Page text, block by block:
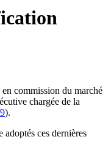
commission du marché
chargée de la
).
ces dernières